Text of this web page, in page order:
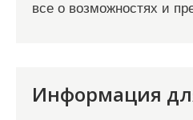
все о возможностях и
Информация